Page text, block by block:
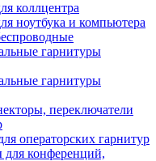
коллцентра
ноутбука и компьютера
гарнитуры
гарнитуры
переключатели
операторских гарнитур
конференций,